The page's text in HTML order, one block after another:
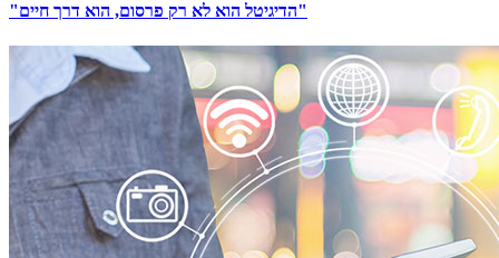
"הדיגיטל הוא לא רק פרסום, הוא דרך חיים"